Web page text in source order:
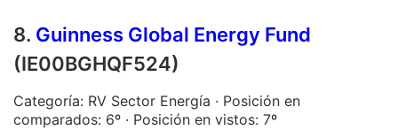
8. Guinness Global Energy Fund
(IE00BGHQF524)
Categoría: RV Sector Energía · Posición en
comparados: 6º · Posición en vistos: 7º